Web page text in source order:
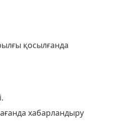
қосылғанда
хабарландыру